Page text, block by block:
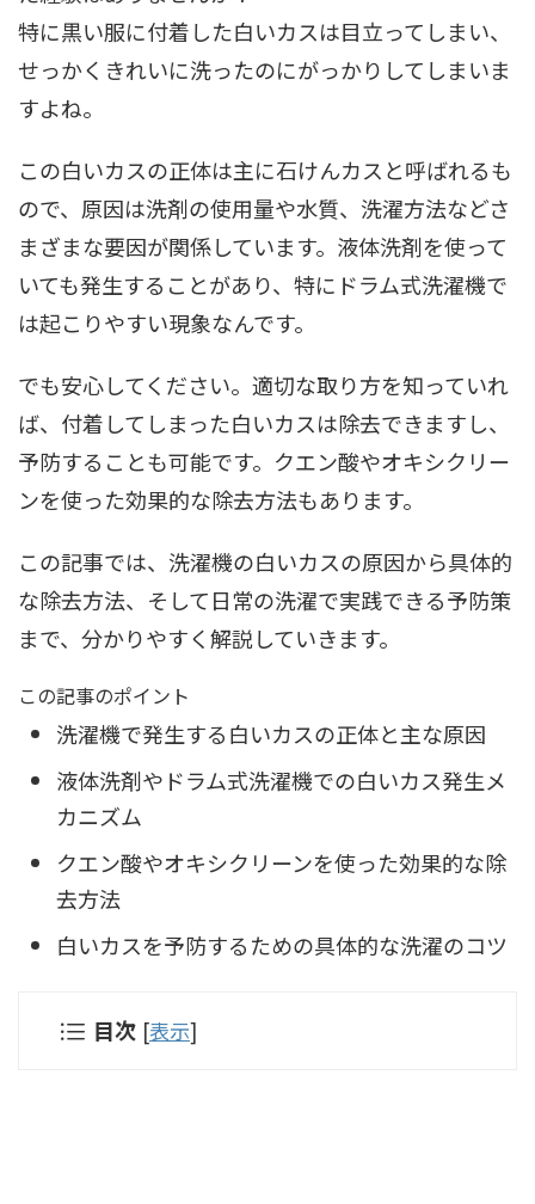
特に黒い服に付着した白いカスは目立ってしまい、
せっかくきれいに洗ったのにがっかりしてしまいま
すよね。
この白いカスの正体は主に石けんカスと呼ばれるも
ので、原因は洗剤の使用量や水質、洗濯方法などさ
まざまな要因が関係しています。液体洗剤を使って
いても発生することがあり、特にドラム式洗濯機で
は起こりやすい現象なんです。
でも安心してください。適切な取り方を知っていれ
ば、付着してしまった白いカスは除去できますし、
予防することも可能です。クエン酸やオキシクリー
ンを使った効果的な除去方法もあります。
この記事では、洗濯機の白いカスの原因から具体的
な除去方法、そして日常の洗濯で実践できる予防策
まで、分かりやすく解説していきます。
この記事のポイント
洗濯機で発生する白いカスの正体と主な原因
液体洗剤やドラム式洗濯機での白いカス発生メ
カニズム
クエン酸やオキシクリーンを使った効果的な除
去方法
白いカスを予防するための具体的な洗濯のコツ
目次 [表示]